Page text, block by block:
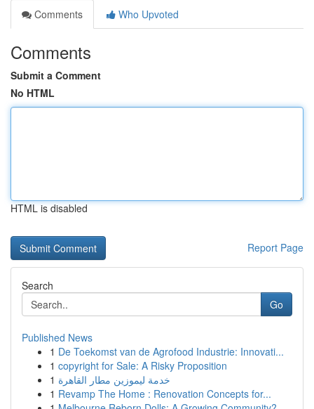
Comments
Who Upvoted
Comments
Submit a Comment
No HTML
HTML is disabled
Report Page
Search
Go
Published News
1 De Toekomst van de Agrofood Industrie: Innovati...
1 copyright for Sale: A Risky Proposition
1 خدمة ليموزين مطار القاهرة
1 Revamp The Home : Renovation Concepts for...